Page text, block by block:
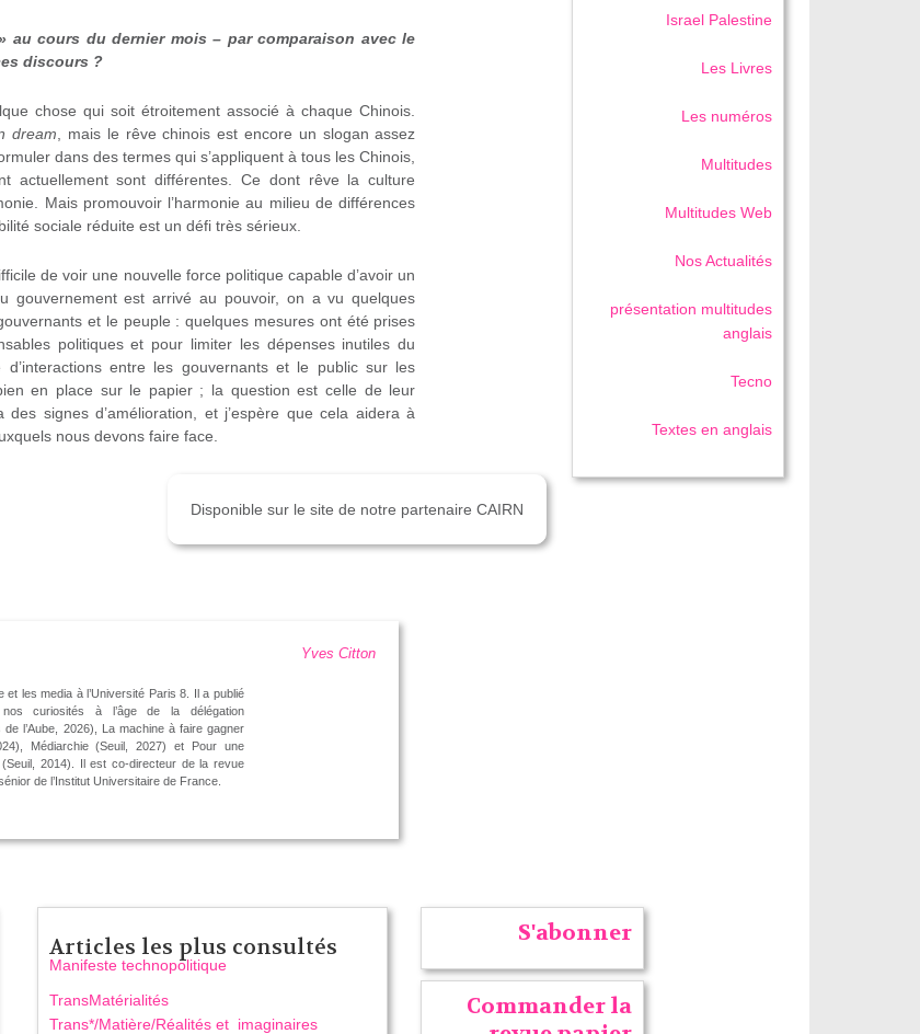
au cours du dernier mois – par comparaison avec le
discours ?
chose qui soit étroitement associé à chaque Chinois.
dream, mais le rêve chinois est encore un slogan assez
dans des termes qui s’appliquent à tous les Chinois,
actuellement sont différentes. Ce dont rêve la culture
Mais promouvoir l’harmonie au milieu de différences
sociale réduite est un défi très sérieux.
de voir une nouvelle force politique capable d’avoir un
gouvernement est arrivé au pouvoir, on a vu quelques
et le peuple : quelques mesures ont été prises
politiques et pour limiter les dépenses inutiles du
entre les gouvernants et le public sur les
en place sur le papier ; la question est celle de leur
signes d’amélioration, et j’espère que cela aidera à
nous devons faire face.
Disponible sur le site de notre partenaire CAIRN
Yves Citton
et les media à l’Université Paris 8. Il a publié
nos curiosités à l’âge de la délégation
de l’Aube, 2026), La machine à faire gagner
Médiarchie (Seuil, 2027) et Pour une
(Seuil, 2014). Il est co-directeur de la revue
de l’Institut Universitaire de France.
Israel Palestine
Les Livres
Les numéros
Multitudes
Multitudes Web
Nos Actualités
présentation multitudes
anglais
Tecno
Textes en anglais
Articles les plus consultés
Manifeste technopolitique
TransMatérialités
Trans*/Matière/Réalités et imaginaires
S'abonner
Commander la